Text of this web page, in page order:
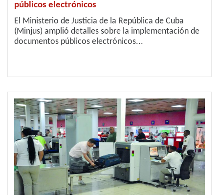
públicos electrónicos
El Ministerio de Justicia de la República de Cuba
(Minjus) amplió detalles sobre la implementación de
documentos públicos electrónicos...